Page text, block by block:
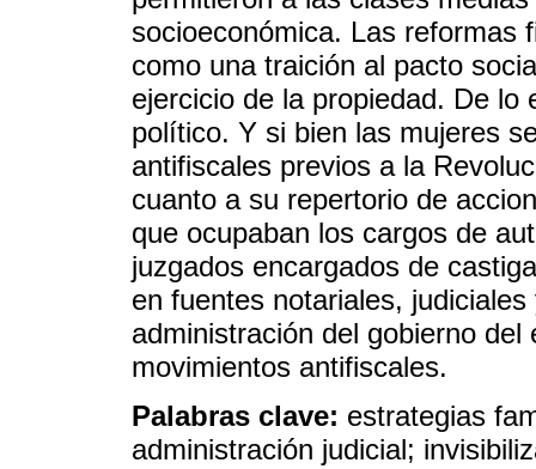
socioeconómica. Las reformas
como una traición al pacto
ejercicio de la propiedad. De
político. Y si bien las mujeres
antifiscales previos a la
cuanto a su repertorio de
que ocupaban los cargos de
juzgados encargados de
en fuentes notariales,
administración del gobierno
movimientos antifiscales.
Palabras clave: estrategias
administración judicial;